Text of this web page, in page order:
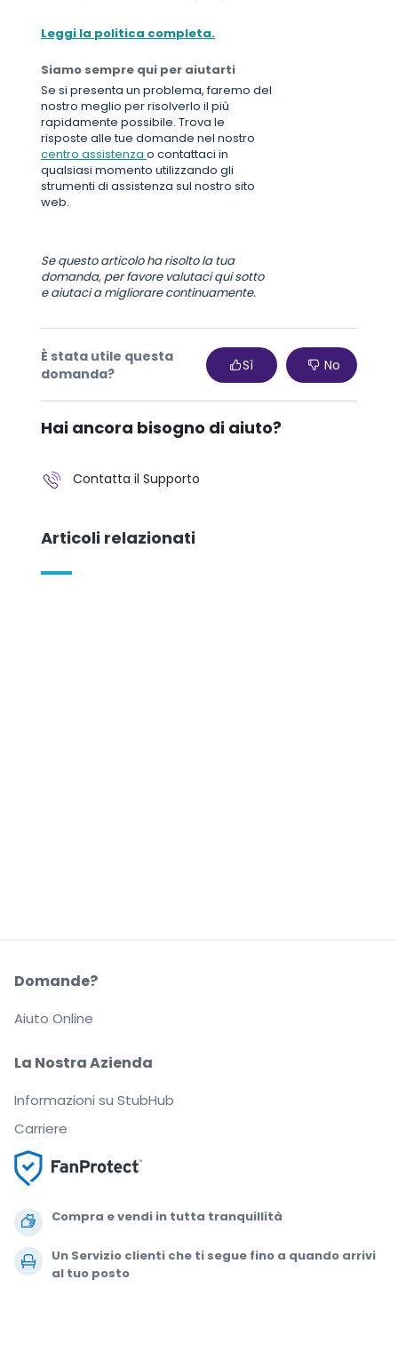
Leggi la politica completa.
Siamo sempre qui per aiutarti
Se si presenta un problema, faremo del
nostro meglio per risolverlo il più
rapidamente possibile. Trova le
risposte alle tue domande nel nostro
centro assistenza o contattaci in
qualsiasi momento utilizzando gli
strumenti di assistenza sul nostro sito
web.
Se questo articolo ha risolto la tua
domanda, per favore valutaci qui sotto
e aiutaci a migliorare continuamente.
È stata utile questa
domanda?
Sì No
Hai ancora bisogno di aiuto?
Contatta il Supporto
Articoli relazionati
Compra e vendi in tutta tranquillità
Un Servizio clienti che ti segue fino a quando arrivi
al tuo posto
La Nostra Azienda
Informazioni su StubHub
Carriere
Domande?
Aiuto Online